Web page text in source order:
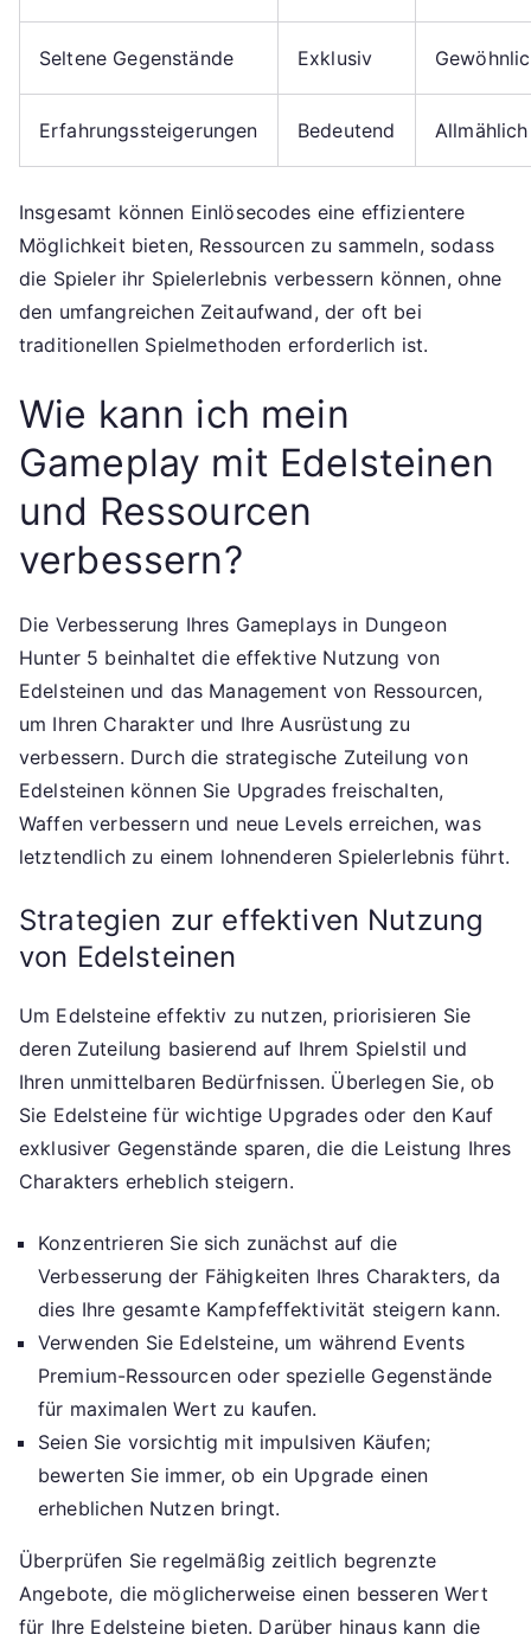
Seltene Gegenstände Exklusiv
Erfahrungssteigerungen Bedeutend Allmählich
Insgesamt können Einlösecodes eine effizientere
Möglichkeit bieten, Ressourcen zu sammeln, sodass
die Spieler ihr Spielerlebnis verbessern können, ohne
den umfangreichen Zeitaufwand, der oft bei
traditionellen Spielmethoden erforderlich ist.
Wie kann ich mein
Gameplay mit Edelsteinen
und Ressourcen
verbessern?
Die Verbesserung Ihres Gameplays in Dungeon
Hunter 5 beinhaltet die effektive Nutzung von
Edelsteinen und das Management von Ressourcen,
um Ihren Charakter und Ihre Ausrüstung zu
verbessern. Durch die strategische Zuteilung von
Edelsteinen können Sie Upgrades freischalten,
Waffen verbessern und neue Levels erreichen, was
letztendlich zu einem lohnenderen Spielerlebnis führt.
Strategien zur effektiven Nutzung
von Edelsteinen
Um Edelsteine effektiv zu nutzen, priorisieren Sie
deren Zuteilung basierend auf Ihrem Spielstil und
Ihren unmittelbaren Bedürfnissen. Überlegen Sie, ob
Sie Edelsteine für wichtige Upgrades oder den Kauf
exklusiver Gegenstände sparen, die die Leistung Ihres
Charakters erheblich steigern.
Konzentrieren Sie sich zunächst auf die
Verbesserung der Fähigkeiten Ihres Charakters, da
dies Ihre gesamte Kampfeffektivität steigern kann.
Verwenden Sie Edelsteine, um während Events
Premium-Ressourcen oder spezielle Gegenstände
für maximalen Wert zu kaufen.
Seien Sie vorsichtig mit impulsiven Käufen;
bewerten Sie immer, ob ein Upgrade einen
erheblichen Nutzen bringt.
Überprüfen Sie regelmäßig zeitlich begrenzte
Angebote, die möglicherweise einen besseren Wert
für Ihre Edelsteine bieten. Darüber hinaus kann die